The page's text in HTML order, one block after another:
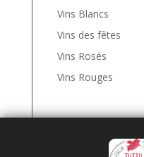
Vins Blancs
Vins des fêtes
Vins Rosés
Vins Rouges